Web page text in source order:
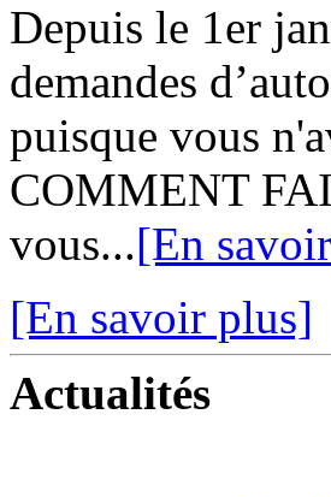
Depuis le 1er
demandes
puisque vous
COMMENT
vous...[En
[En savoir plus]
Actualités